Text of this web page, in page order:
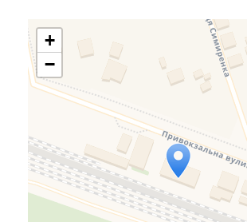
Travelers' Map is loading...
If you see this after your
page is loaded completely,
leafletJS files are missing.
+
−